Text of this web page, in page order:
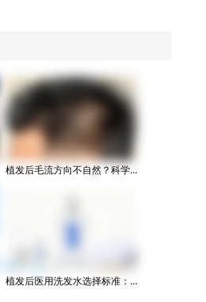
植发后毛流方向不自然？科学...
植发后医用洗发水选择标准：...